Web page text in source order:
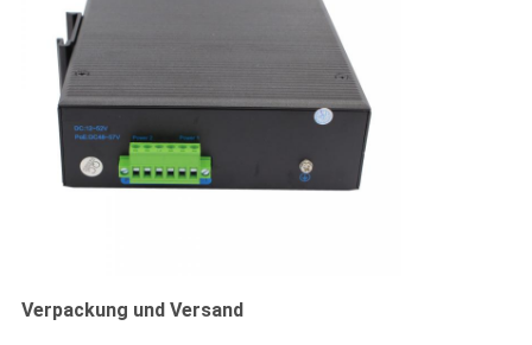
Verpackung und Versand